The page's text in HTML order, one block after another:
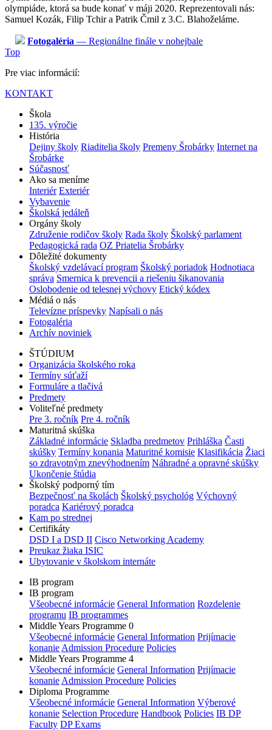
olympiáde, ktorá sa bude konať v máji 2020. Reprezentovali nás:
Samuel Kozák, Filip Tchir a Patrik Čmil z 3.C. Blahoželáme.
Fotogaléria — Regionálne finále v nohejbale
Top
Pre viac informácií:
KONTAKT
Škola
135. výročie
História
Dejiny školy Riaditelia školy Premeny Šrobárky Internet na
Šrobárke
Súčasnosť
Ako sa meníme
Interiér Exteriér
Vybavenie
Školská jedáleň
Orgány školy
Združenie rodičov školy Rada školy Školský parlament
Pedagogická rada OZ Priatelia Šrobárky
Dôležité dokumenty
Školský vzdelávací program Školský poriadok Hodnotiaca
správa Smernica k prevencii a riešeniu šikanovania
Oslobodenie od telesnej výchovy Etický kódex
Médiá o nás
Televízne príspevky Napísali o nás
Fotogaléria
Archív noviniek
ŠTÚDIUM
Organizácia školského roka
Termíny súťaží
Formuláre a tlačivá
Predmety
Voliteľné predmety
Pre 3. ročník Pre 4. ročník
Maturitná skúška
Základné informácie Skladba predmetov Prihláška Časti
skúšky Termíny konania Maturitné komisie Klasifikácia Žiaci
so zdravotným znevýhodnením Náhradné a opravné skúšky
Ukončenie štúdia
Školský podporný tím
Bezpečnosť na školách Školský psychológ Výchovný
poradca Kariérový poradca
Kam po strednej
Certifikáty
DSD I a DSD II Cisco Networking Academy
Preukaz žiaka ISIC
Ubytovanie v školskom internáte
IB program
IB program
Všeobecné informácie General Information Rozdelenie
programu IB programmes
Middle Years Programme 0
Všeobecné informácie General Information Prijímacie
konanie Admission Procedure Policies
Middle Years Programme 4
Všeobecné informácie General Information Prijímacie
konanie Admission Procedure Policies
Diploma Programme
Všeobecné informácie General Information Výberové
konanie Selection Procedure Handbook Policies IB DP
Faculty DP Exams